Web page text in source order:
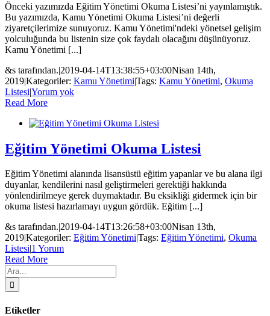
Önceki yazımızda Eğitim Yönetimi Okuma Listesi’ni yayınlamıştık.
Bu yazımızda, Kamu Yönetimi Okuma Listesi’ni değerli
ziyaretçilerimize sunuyoruz. Kamu Yönetimi'ndeki yönetsel gelişim
yolculuğunda bu listenin size çok faydalı olacağını düşünüyoruz.
Kamu Yönetimi [...]
&s tarafından.|2019-04-14T13:38:55+03:00Nisan 14th,
2019|Kategoriler: Kamu Yönetimi|Tags: Kamu Yönetimi, Okuma
Listesi|Yorum yok
Read More
Eğitim Yönetimi Okuma Listesi
Eğitim Yönetimi alanında lisansüstü eğitim yapanlar ve bu alana ilgi
duyanlar, kendilerini nasıl geliştirmeleri gerektiği hakkında
yönlendirilmeye gerek duymaktadır. Bu eksikliği gidermek için bir
okuma listesi hazırlamayı uygun gördük. Eğitim [...]
&s tarafından.|2019-04-14T13:26:58+03:00Nisan 13th,
2019|Kategoriler: Eğitim Yönetimi|Tags: Eğitim Yönetimi, Okuma
Listesi|1 Yorum
Read More
Ara:
Etiketler